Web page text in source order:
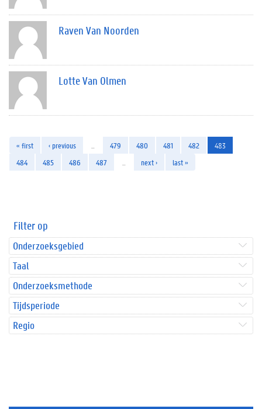
Raven Van Noorden
Lotte Van Olmen
« first ‹ previous 479 480 481 482
483
484
485 486 487 next › last »
Filter op
Onderzoeksgebied
Taal
Onderzoeksmethode
Tijdsperiode
Regio